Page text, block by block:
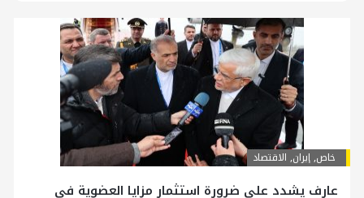
خاص,إيران, الاقتصاد
عارف يشدد على ضرورة استثمار مزايا العضوية في